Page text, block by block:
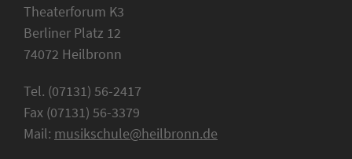
Theaterforum K3
Berliner Platz 12
74072 Heilbronn
Tel. (07131) 56-2417
Fax (07131) 56-3379
Mail: musikschule@heilbronn.de